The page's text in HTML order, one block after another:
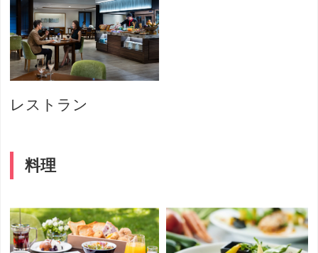
レストラン
料理